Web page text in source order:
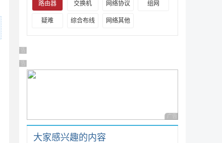
路由器 交换机 网络协议 组网
疑难 综合布线 网络其他
广告 商业广告，理性选择
广告 商业广告，理性选择
广告 商业广告，理性
大家感兴趣的内容